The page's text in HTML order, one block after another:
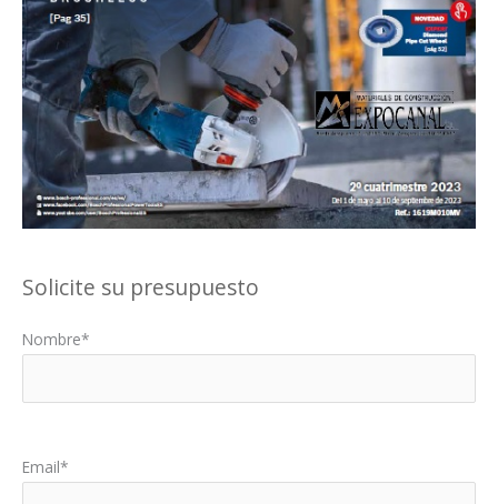
Solicite su presupuesto
Nombre*
Email*